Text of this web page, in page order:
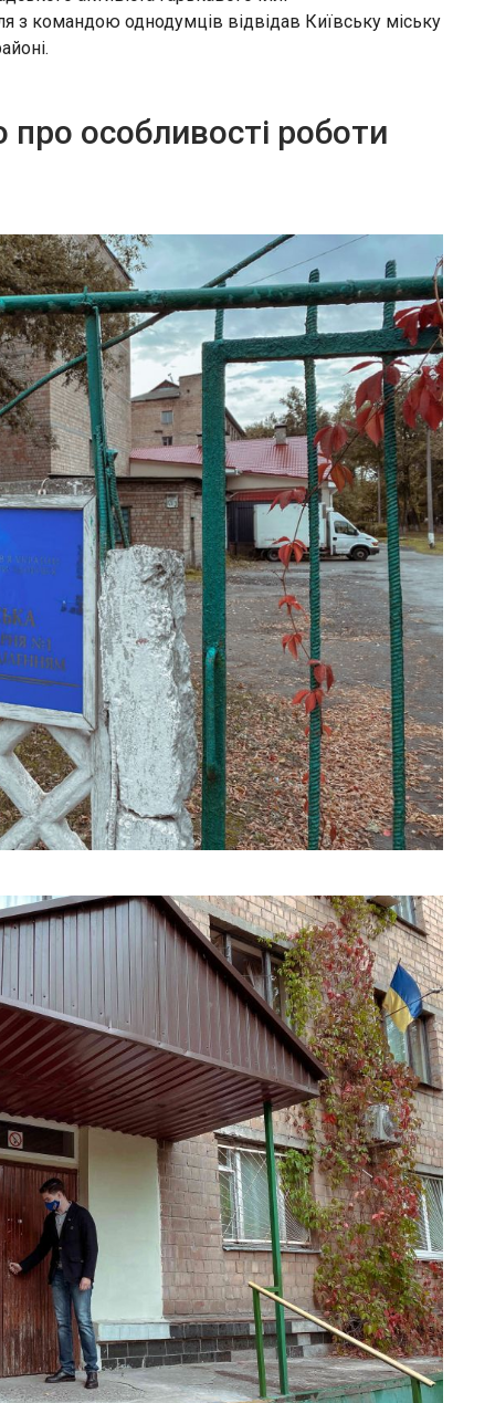
з командою однодумців відвідав Київську міську
про особливості роботи